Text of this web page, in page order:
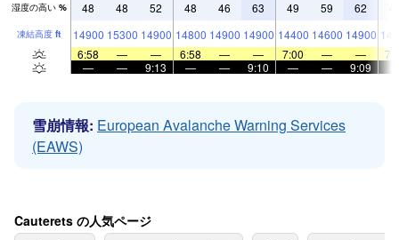
湿度の高い % 48 48 52 48 46 63 49 59 62
凍結高度 ft 14900 15300 14900 14800 14900 14900 14400 14600 14900
6:58
— — 6:58 — — 7:00 — —
—
— 9:13 — — 9:10 — — 9:09
雪崩情報: European Avalanche Warning Services
(EAWS)
Cauterets の人気ページ